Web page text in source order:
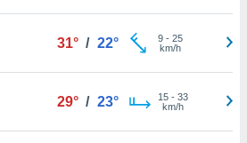
31° / 22° 9- 25
km/h
29° / 23° 15- 33
km/h